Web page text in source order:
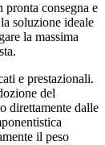
consegna e
soluzione ideale
la massima
e prestazionali.
del
direttamente dalle
il peso